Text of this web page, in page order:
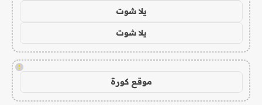
يلا شوت
يلا شوت
!
موقع كورة